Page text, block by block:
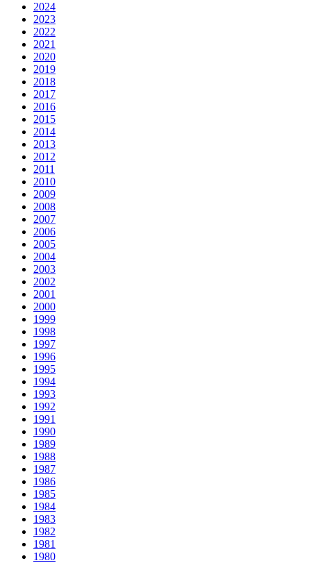
2024
2023
2022
2021
2020
2019
2018
2017
2016
2015
2014
2013
2012
2011
2010
2009
2008
2007
2006
2005
2004
2003
2002
2001
2000
1999
1998
1997
1996
1995
1994
1993
1992
1991
1990
1989
1988
1987
1986
1985
1984
1983
1982
1981
1980